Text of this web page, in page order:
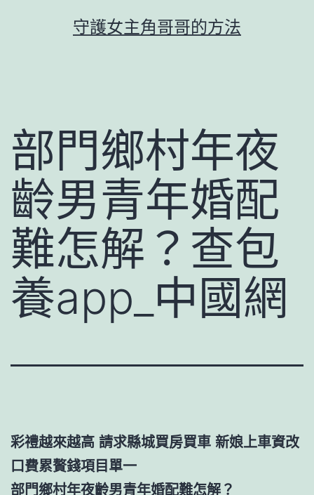
守護女主角哥哥的方法
部門鄉村年夜
齡男青年婚配
難怎解？查包
養app_中國網
彩禮越來越高 請求縣城買房買車 新娘上車資改
口費累贅錢項目單一
部門鄉村年夜齡男青年婚配難怎解？